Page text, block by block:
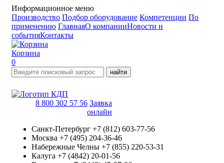
Информационное меню
Производство Подбор оборудование Компетенции По
применению ГлавнаяО компанииНовости и
событияКонтакты
Корзина
0
найти
8 800 302 57 56 Заявка
онлайн
Санкт-Петербург +7 (812) 603-77-56
Москва +7 (495) 204-36-46
Набережные Челны +7 (855) 220-53-31
Калуга +7 (4842) 20-01-56